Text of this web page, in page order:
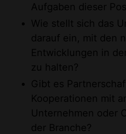
Aufgaben dieser
Wie stellt sich das
darauf ein, mit den
Entwicklungen in
zu halten?
Gibt es
Kooperationen mit
Unternehmen oder
der Branche?